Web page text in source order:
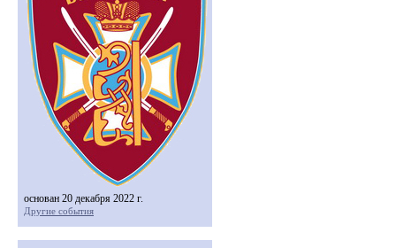
основан 20 декабря 2022 г.
Другие события